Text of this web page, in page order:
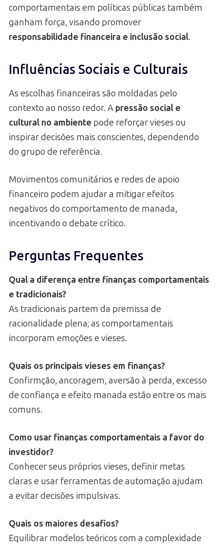
comportamentais em políticas públicas também
ganham força, visando promover
responsabilidade financeira e inclusão social.
Influências Sociais e Culturais
As escolhas financeiras são moldadas pelo
contexto ao nosso redor. A pressão social e
cultural no ambiente pode reforçar vieses ou
inspirar decisões mais conscientes, dependendo
do grupo de referência.
Movimentos comunitários e redes de apoio
financeiro podem ajudar a mitigar efeitos
negativos do comportamento de manada,
incentivando o debate crítico.
Perguntas Frequentes
Qual a diferença entre finanças comportamentais
e tradicionais?
As tradicionais partem da premissa de
racionalidade plena; as comportamentais
incorporam emoções e vieses.
Quais os principais vieses em finanças?
Confirmção, ancoragem, aversão à perda, excesso
de confiança e efeito manada estão entre os mais
comuns.
Como usar finanças comportamentais a favor do
investidor?
Conhecer seus próprios vieses, definir metas
claras e usar ferramentas de automação ajudam
a evitar decisões impulsivas.
Quais os maiores desafios?
Equilibrar modelos teóricos com a complexidade